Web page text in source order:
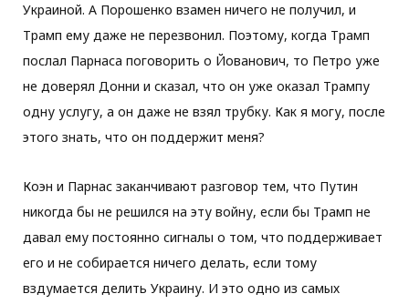
Украиной. А Порошенко взамен ничего не получил, и
Трамп ему даже не перезвонил. Поэтому, когда Трамп
послал Парнаса поговорить о Йованович, то Петро уже
не доверял Донни и сказал, что он уже оказал Трампу
одну услугу, а он даже не взял трубку. Как я могу, после
этого знать, что он поддержит меня?
Коэн и Парнас заканчивают разговор тем, что Путин
никогда бы не решился на эту войну, если бы Трамп не
давал ему постоянно сигналы о том, что поддерживает
его и не собирается ничего делать, если тому
вздумается делить Украину. И это одно из самых